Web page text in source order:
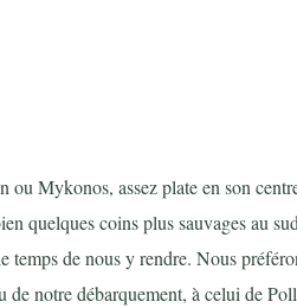
ou Mykonos, assez plate en son
quelques coins plus sauvages au
temps de nous y rendre. Nous
notre débarquement, à celui de